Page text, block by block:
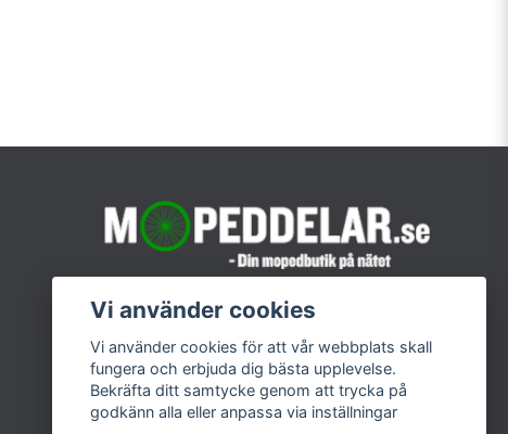
Vi använder cookies
Vi använder cookies för att vår webbplats skall
fungera och erbjuda dig bästa upplevelse.
Bekräfta ditt samtycke genom att trycka på
godkänn alla eller anpassa via inställningar